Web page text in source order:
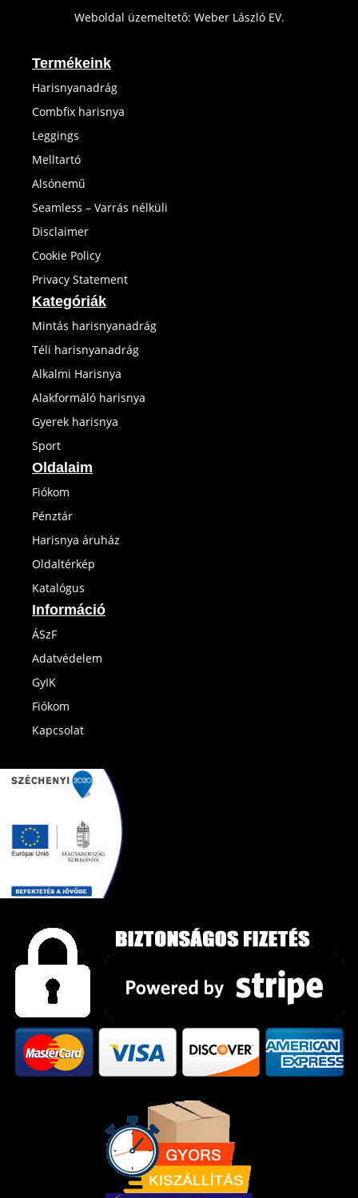
Weboldal üzemeltető: Weber László EV.
Termékeink
Harisnyanadrág
Combfix harisnya
Leggings
Melltartó
Alsónemű
Seamless – Varrás nélküli
Disclaimer
Cookie Policy
Privacy Statement
Kategóriák
Mintás harisnyanadrág
Téli harisnyanadrág
Alkalmi Harisnya
Alakformáló harisnya
Gyerek harisnya
Sport
Oldalaim
Fiókom
Pénztár
Harisnya áruház
Oldaltérkép
Katalógus
Információ
ÁSzF
Adatvédelem
GyIK
Fiókom
Kapcsolat